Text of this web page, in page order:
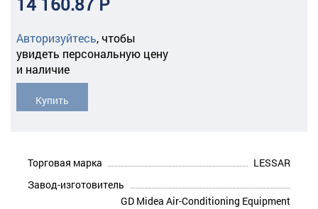
Авторизуйтесь, чтобы
увидеть персональную цену
и наличие
Купить
Торговая марка
LESSAR
Завод-изготовитель
GD Midea Air-Conditioning Equipment